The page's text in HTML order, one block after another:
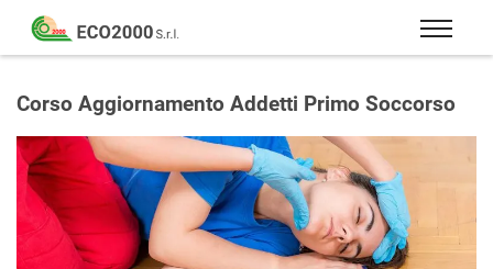
Eco
2000
Formazione
consulenza
per
la
sicurezza
sul
lavoro
Corso Aggiornamento Addetti Primo Soccorso